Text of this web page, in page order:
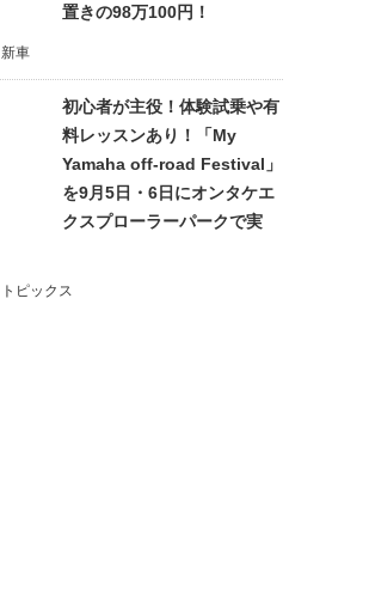
置きの98万100円！
新車
初心者が主役！体験試乗や有
料レッスンあり！「My
Yamaha off-road Festival」
を9月5日・6日にオンタケエ
クスプローラーパークで実
トピックス